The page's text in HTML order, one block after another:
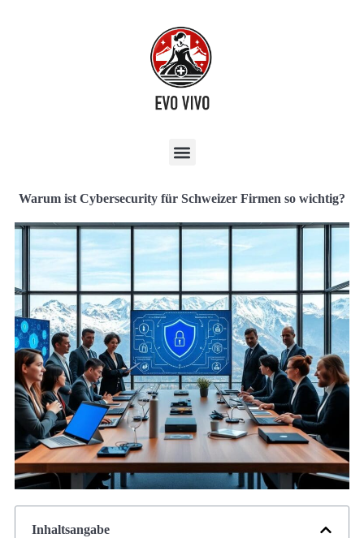
Warum ist Cybersecurity für Schweizer Firmen so wichtig?
Inhaltsangabe